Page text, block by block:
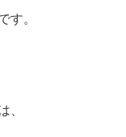
す。
、